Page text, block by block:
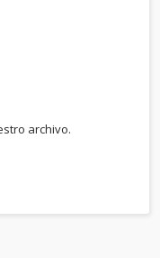
archivo.